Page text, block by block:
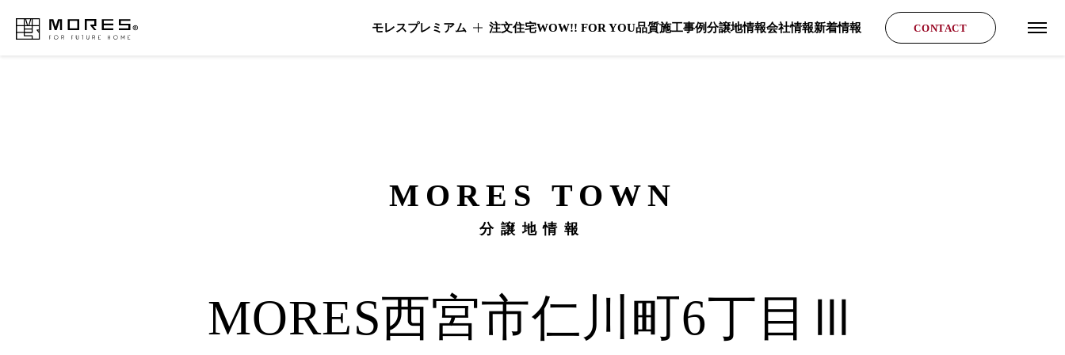
MORES モレスプレミアム モレスプレミアムのメニューを開く
注文住宅WOW!! FOR YOU品質施工事例分譲地情報会社情報新着情報 CONTACT
グロ
MORES TOWN
分譲地情報
MORES西宮市仁川町6丁目Ⅲ